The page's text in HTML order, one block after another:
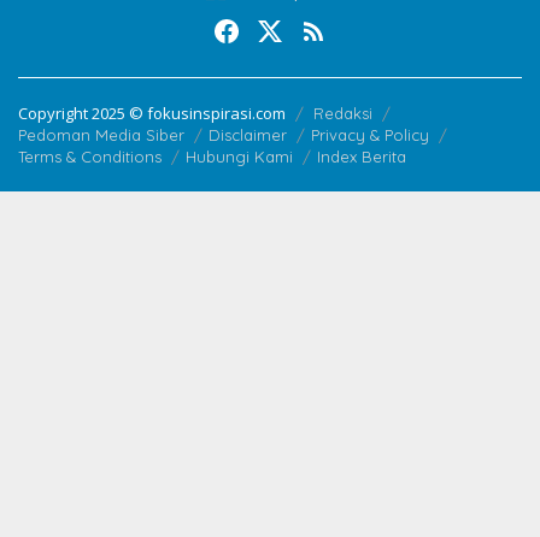
Copyright 2025 © fokusinspirasi.com
Redaksi
Pedoman Media Siber
Disclaimer
Privacy & Policy
Terms & Conditions
Hubungi Kami Index Berita